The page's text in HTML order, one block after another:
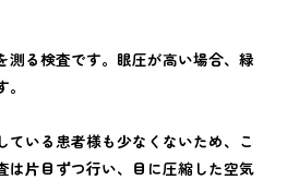
測る検査です。眼圧が高い場合、緑
ている患者様も少なくないため、こ
は片目ずつ行い、目に圧縮した空気